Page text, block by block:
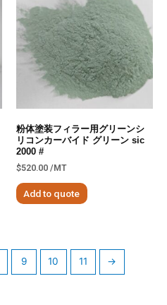
粉体塗装フィラー用グリーンシ
リコンカーバイド グリーン sic
2000 #
$520.00 /MT
Add to quote
9 10 11 →